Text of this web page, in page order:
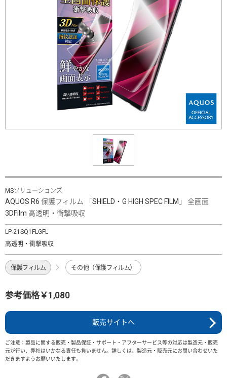
MSソリューションズ
AQUOS R6 保護フィルム 「SHIELD・G HIGH SPEC FILM」 全画面
3DFilm 高透明・衝撃吸収
LP-21SQ1FLGFL
高透明・衝撃吸収
保護フィルム その他（保護フィルム）
参考価格￥1,080
販売サイトへ
ご注意：製品に関する販売・製品保証・サポート・アフターサービス等の対応は製造元・販売
元が行い、弊社はいかなる責任も負いません。詳しくは、製造元・販売元にお問い合わせいた
だきますようお願いいたします。